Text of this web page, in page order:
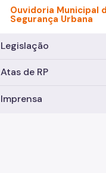
Ouvidoria Municipal
Segurança Urbana
Legislação
Atas de RP
Imprensa